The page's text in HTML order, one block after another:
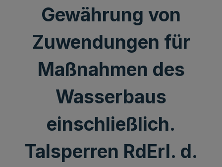
Gewährung von
Zuwendungen für
Maßnahmen des
Wasserbaus
einschließlich.
Talsperren RdErl. d.